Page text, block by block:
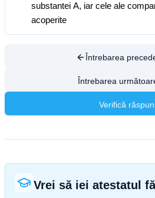
substantei A, iar cele ale
acoperite
Întrebarea
Întrebarea
Verifică
Vrei să iei atestatul